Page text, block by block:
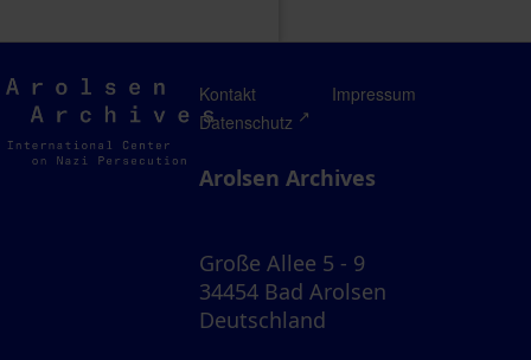
Arolsen
Archives
Kontakt
Impressum
Datenschutz
Arolsen Archives
Große Allee 5 - 9
34454 Bad Arolsen
Deutschland